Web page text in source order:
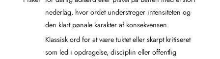
nederlag, hvor ordet understreger intensiteten og
den klart pønale karakter af konsekvensen.
Klassisk ord for at være tuktet eller skarpt kritiseret
som led i opdragelse, disciplin eller offentlig